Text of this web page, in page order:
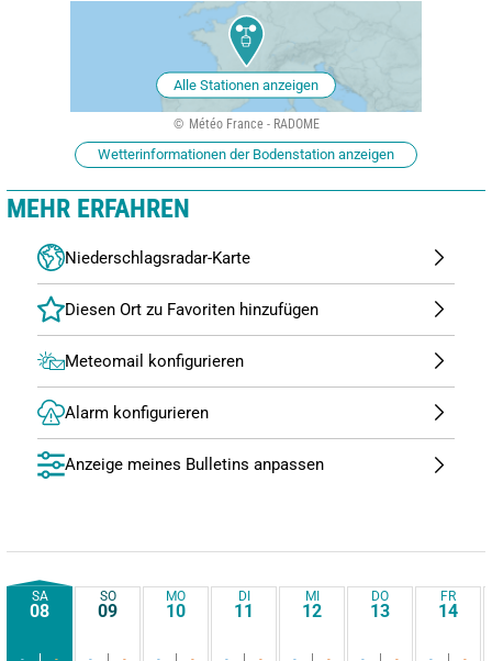
Alle Stationen anzeigen
Météo France - RADOME
Wetterinformationen der Bodenstation anzeigen
MEHR ERFAHREN
Niederschlagsradar-Karte
Meteomail konfigurieren
Alarm konfigurieren
Anzeige meines Bulletins anpassen
SA
08
SO
09
MO
10
DI
11
MI
12
DO
13
FR
14